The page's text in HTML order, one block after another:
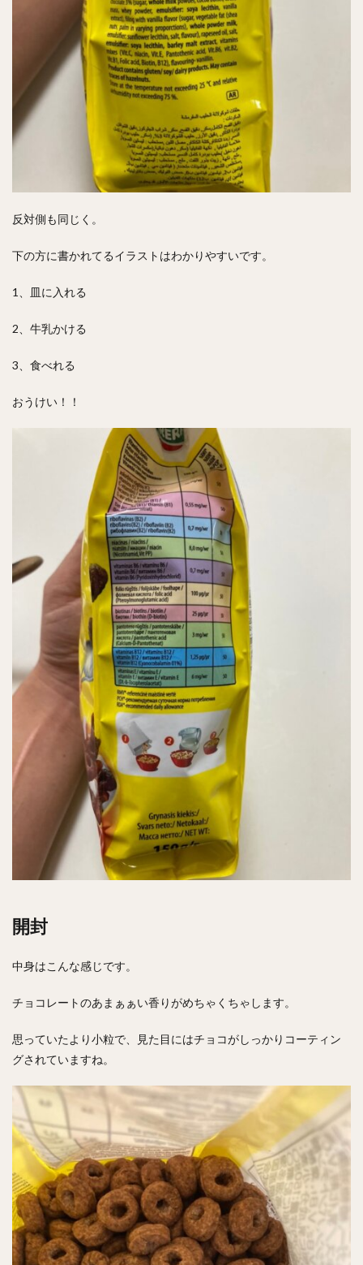
反対側も同じく。
下の方に書かれてるイラストはわかりやすいです。
1、皿に入れる
2、牛乳かける
3、食べれる
おうけい！！
開封
中身はこんな感じです。
チョコレートのあまぁぁい香りがめちゃくちゃします。
思っていたより小粒で、見た目にはチョコがしっかりコーティン
グされていますね。